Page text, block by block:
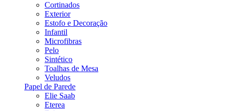
Cortinados
Exterior
Estofo e Decoração
Infantil
Microfibras
Pelo
Sintético
Toalhas de Mesa
Veludos
Papel de Parede
Elie Saab
Eterea